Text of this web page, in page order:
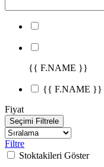
{{ F.NAME }}
{{ F.NAME }}
Fiyat
Seçimi Filtrele
Filtre
Stoktakileri Göster